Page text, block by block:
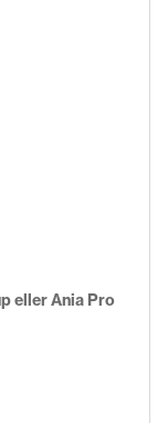
eller Ania Pro